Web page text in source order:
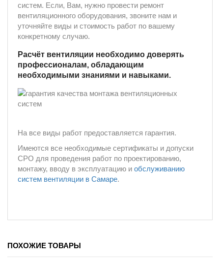
систем. Если, Вам, нужно провести ремонт
вентиляционного оборудования, звоните нам и
уточняйте виды и стоимость работ по вашему
конкретному случаю.
Расчёт вентиляции необходимо доверять
профессионалам, обладающим
необходимыми знаниями и навыками.
На все виды работ предоставляется гарантия.
Имеются все необходимые сертификаты и допуски
СРО для проведения работ по проектированию,
монтажу, вводу в эксплуатацию и обслуживанию
систем вентиляции в Самаре.
ПОХОЖИЕ ТОВАРЫ